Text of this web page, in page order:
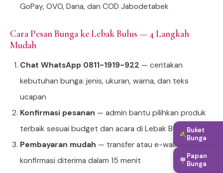
GoPay, OVO, Dana, dan COD Jabodetabek
Cara Pesan Bunga ke Lebak Bulus — 4 Langkah
Mudah
Chat WhatsApp 0811-1919-922 — ceritakan
kebutuhan bunga: jenis, ukuran, warna, dan teks
ucapan
Konfirmasi pesanan — admin bantu pilihkan produk
terbaik sesuai budget dan acara di Lebak Bulus
Pembayaran mudah — transfer atau e-wallet,
konfirmasi diterima dalam 15 menit
Buket
Bunga
Papan
Bunga